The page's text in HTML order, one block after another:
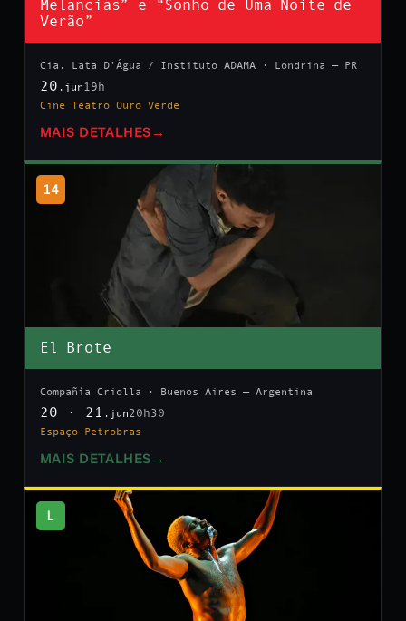
Melancias” e “Sonho de Uma Noite de
Verão”
Cia. Lata D’Água / Instituto ADAMA · Londrina — PR
20 .jun 19h
Cine Teatro Ouro Verde
MAIS DETALHES →
14
El Brote
Compañía Criolla · Buenos Aires — Argentina
20 · 21 .jun20h30
Espaço Petrobras
MAIS DETALHES →
L